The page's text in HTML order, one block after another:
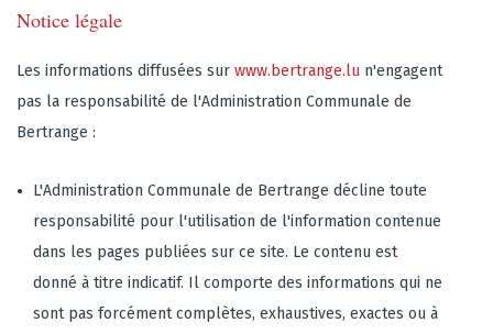
Notice légale
Les informations diffusées sur www.bertrange.lu n'engagent
pas la responsabilité de l'Administration Communale de
Bertrange :
L'Administration Communale de Bertrange décline toute
responsabilité pour l'utilisation de l'information contenue
dans les pages publiées sur ce site. Le contenu est
donné à titre indicatif. Il comporte des informations qui ne
sont pas forcément complètes, exhaustives, exactes ou à